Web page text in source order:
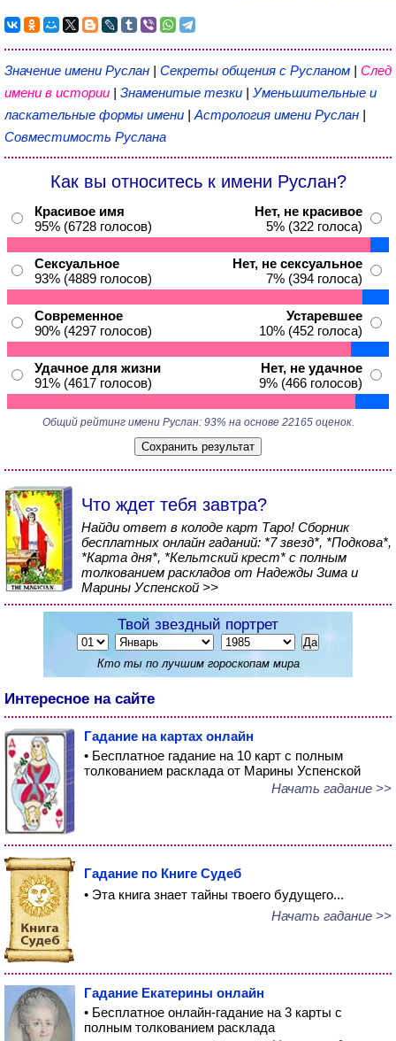
Значение имени Руслан | Секреты общения с Русланом | След
имени в истории | Знаменитые тезки | Уменьшительные и
ласкательные формы имени | Астрология имени Руслан |
Совместимость Руслана
Как вы относитесь к имени Руслан?
Красивое имя
95% (6728 голосов)
Нет, не красивое
5% (322 голоса)
Сексуальное
93% (4889 голосов)
Нет, не сексуальное
7% (394 голоса)
Современное
90% (4297 голосов)
Устаревшее
10% (452 голоса)
Удачное для жизни
91% (4617 голосов)
Нет, не удачное
9% (466 голосов)
Общий рейтинг имени Руслан: 93% на основе 22165 оценок.
Что ждет тебя завтра?
Найди ответ в колоде карт Таро! Сборник
бесплатных онлайн гаданий: *7 звезд*, *Подкова*,
*Карта дня*, *Кельтский крест* с полным
толкованием раскладов от Надежды Зима и
Марины Успенской >>
Твой звездный портрет
Кто ты по лучшим гороскопам мира
Интересное на сайте
Гадание на картах онлайн
• Бесплатное гадание на 10 карт с полным
толкованием расклада от Марины Успенской
Начать гадание >>
Гадание по Книге Судеб
• Эта книга знает тайны твоего будущего...
Начать гадание >>
Гадание Екатерины онлайн
• Бесплатное онлайн-гадание на 3 карты с
полным толкованием расклада